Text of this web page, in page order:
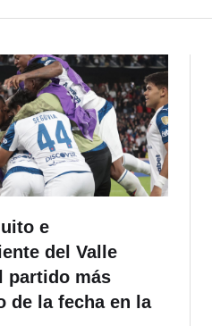
e
del Valle
partido más
de la fecha en la